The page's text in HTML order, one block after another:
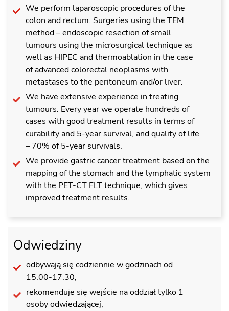
We perform laparoscopic procedures of the
colon and rectum. Surgeries using the TEM
method – endoscopic resection of small
tumours using the microsurgical technique as
well as HIPEC and thermoablation in the case
of advanced colorectal neoplasms with
metastases to the peritoneum and/or liver.
We have extensive experience in treating
tumours. Every year we operate hundreds of
cases with good treatment results in terms of
curability and 5-year survival, and quality of life
– 70% of 5-year survivals.
We provide gastric cancer treatment based on the
mapping of the stomach and the lymphatic system
with the PET-CT FLT technique, which gives
improved treatment results.
Odwiedziny
odbywają się codziennie w godzinach od
15.00-17.30,
rekomenduje się wejście na oddział tylko 1
osoby odwiedzającej,